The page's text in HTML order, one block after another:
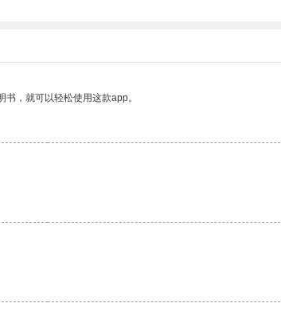
，就可以轻松使用这款app。